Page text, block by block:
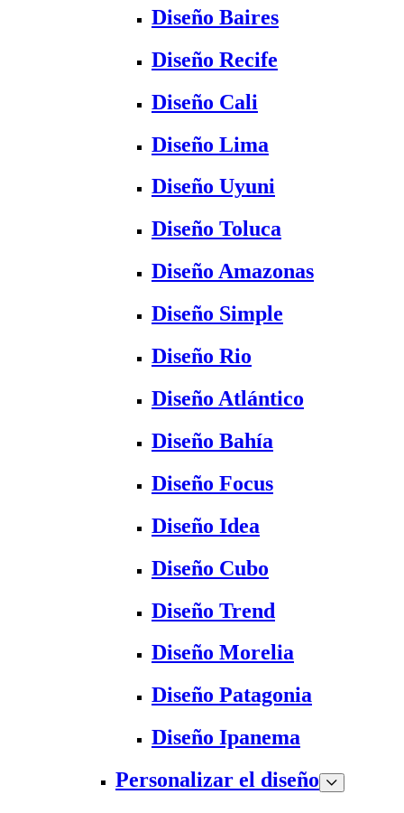
Diseño Baires
Diseño Recife
Diseño Cali
Diseño Lima
Diseño Uyuni
Diseño Toluca
Diseño Amazonas
Diseño Simple
Diseño Rio
Diseño Atlántico
Diseño Bahía
Diseño Focus
Diseño Idea
Diseño Cubo
Diseño Trend
Diseño Morelia
Diseño Patagonia
Diseño Ipanema
Personalizar el diseño